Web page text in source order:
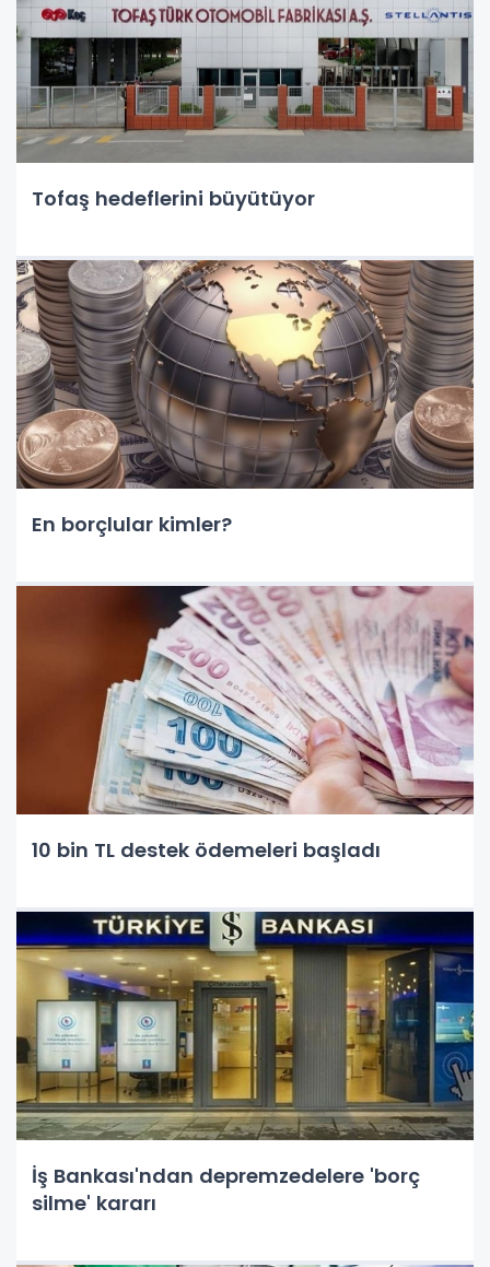
Tofaş hedeflerini büyütüyor
En borçlular kimler?
10 bin TL destek ödemeleri başladı
İş Bankası'ndan depremzedelere 'borç
silme' kararı